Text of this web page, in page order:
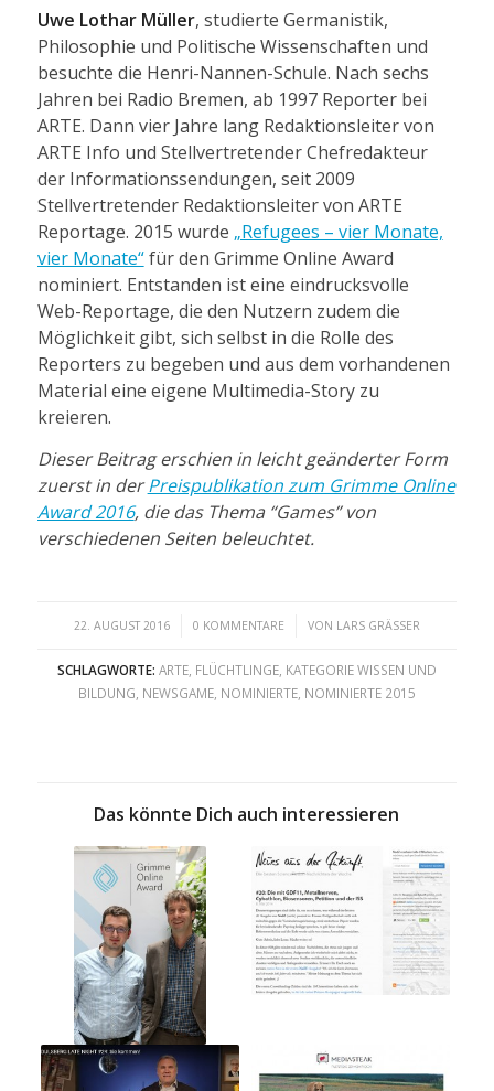
Uwe Lothar Müller, studierte Germanistik,
Philosophie und Politische Wissenschaften und
besuchte die Henri-Nannen-Schule. Nach sechs
Jahren bei Radio Bremen, ab 1997 Reporter bei
ARTE. Dann vier Jahre lang Redaktionsleiter von
ARTE Info und Stellvertretender Chefredakteur
der Informationssendungen, seit 2009
Stellvertretender Redaktionsleiter von ARTE
Reportage. 2015 wurde „Refugees – vier Monate,
vier Monate“für den Grimme Online Award
nominiert. Entstanden ist eine eindrucksvolle
Web-Reportage, die den Nutzern zudem die
Möglichkeit gibt, sich selbst in die Rolle des
Reporters zu begeben und aus dem vorhandenen
Material eine eigene Multimedia-Story zu
kreieren.
Dieser Beitrag erschien in leicht geänderter Form
zuerst in derPreispublikation zum Grimme Online
Award 2016, die das Thema “Games” von
verschiedenen Seiten beleuchtet.
22. AUGUST 2016
/ 0 KOMMENTARE
/ VON LARS GRÄSSER
SCHLAGWORTE: ARTE, FLÜCHTLINGE, KATEGORIE WISSEN UND
BILDUNG, NEWSGAME, NOMINIERTE, NOMINIERTE 2015
Das könnte Dich auch interessieren